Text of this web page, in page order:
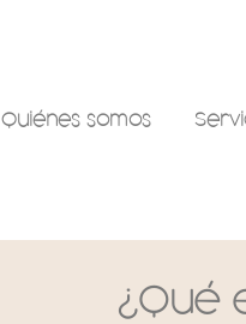
Quiénes somos
¿Qué